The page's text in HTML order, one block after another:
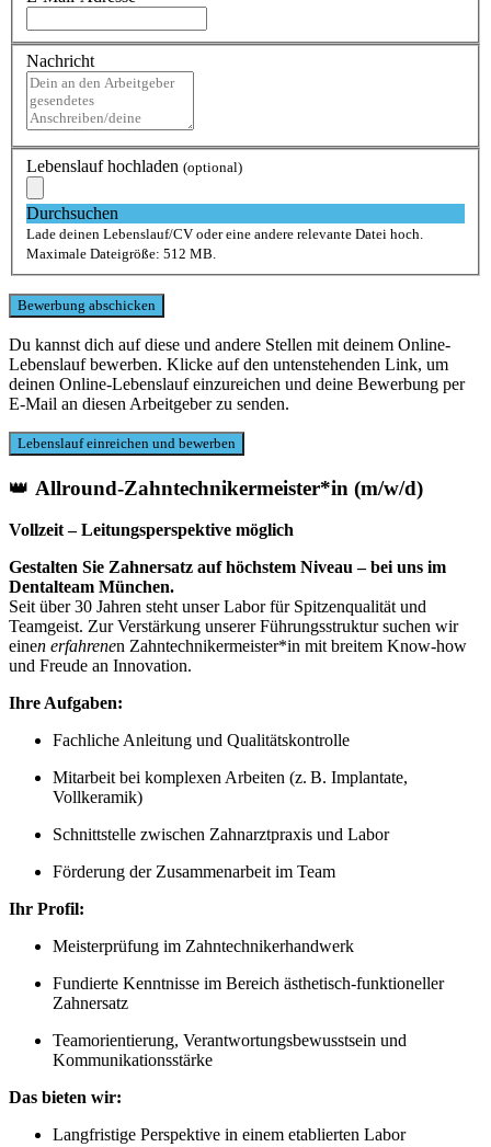
Nachricht
Lebenslauf hochladen (optional)
Durchsuchen
Lade deinen Lebenslauf/CV oder eine andere relevante Datei hoch.
Maximale Dateigröße: 512 MB.
Du kannst dich auf diese und andere Stellen mit deinem Online-
Lebenslauf bewerben. Klicke auf den untenstehenden Link, um
deinen Online-Lebenslauf einzureichen und deine Bewerbung per
E-Mail an diesen Arbeitgeber zu senden.
👑 Allround-Zahntechnikermeister*in (m/w/d)
Vollzeit – Leitungsperspektive möglich
Gestalten Sie Zahnersatz auf höchstem Niveau – bei uns im
Dentalteam München.
Seit über 30 Jahren steht unser Labor für Spitzenqualität und
Teamgeist. Zur Verstärkung unserer Führungsstruktur suchen wir
einen erfahrenen Zahntechnikermeister*in mit breitem Know-how
und Freude an Innovation.
Ihre Aufgaben:
Fachliche Anleitung und Qualitätskontrolle
Mitarbeit bei komplexen Arbeiten (z. B. Implantate,
Vollkeramik)
Schnittstelle zwischen Zahnarztpraxis und Labor
Förderung der Zusammenarbeit im Team
Ihr Profil:
Meisterprüfung im Zahntechnikerhandwerk
Fundierte Kenntnisse im Bereich ästhetisch-funktioneller
Zahnersatz
Teamorientierung, Verantwortungsbewusstsein und
Kommunikationsstärke
Das bieten wir:
Langfristige Perspektive in einem etablierten Labor